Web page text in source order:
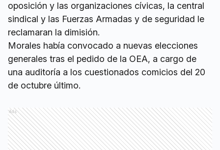
oposición y las organizaciones cívicas, la central
sindical y las Fuerzas Armadas y de seguridad le
reclamaran la dimisión.
Morales había convocado a nuevas elecciones
generales tras el pedido de la OEA, a cargo de
una auditoría a los cuestionados comicios del 20
de octubre último.
Ads